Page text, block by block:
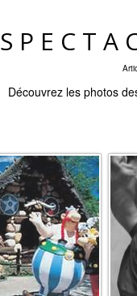
Découvrez les photos